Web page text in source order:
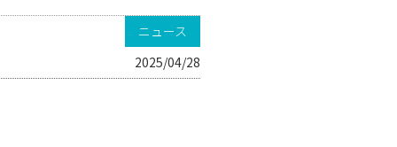
ニュース
2025/04/28